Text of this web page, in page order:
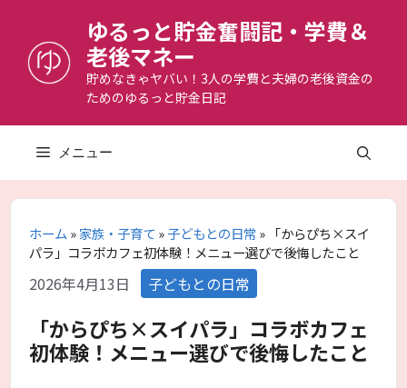
へ
ゆるっと貯金奮闘記・学費＆
老後マネー
貯めなきゃヤバい！3人の学費と夫婦の老後資金の
ためのゆるっと貯金日記
メニュー
ホーム»家族・子育て»子どもとの日常 » 「からぴち×スイ
パラ」コラボカフェ初体験！メニュー選びで後悔したこと
2026年4月13日 カ
テ
ゴ
リ
ー
子どもとの日常
「からぴち×スイパラ」コラボカフェ
初体験！メニュー選びで後悔したこと